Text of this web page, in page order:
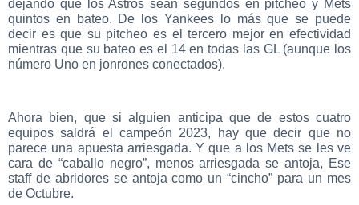
dejando que los Astros sean segundos en pitcheo y Mets
quintos en bateo. De los Yankees lo más que se puede
decir es que su pitcheo es el tercero mejor en efectividad
mientras que su bateo es el 14 en todas las GL (aunque los
número Uno en jonrones conectados).
Ahora bien, que si alguien anticipa que de estos cuatro
equipos saldrá el campeón 2023, hay que decir que no
parece una apuesta arriesgada. Y que a los Mets se les ve
cara de “caballo negro”, menos arriesgada se antoja, Ese
staff de abridores se antoja como un “cincho” para un mes
de Octubre.